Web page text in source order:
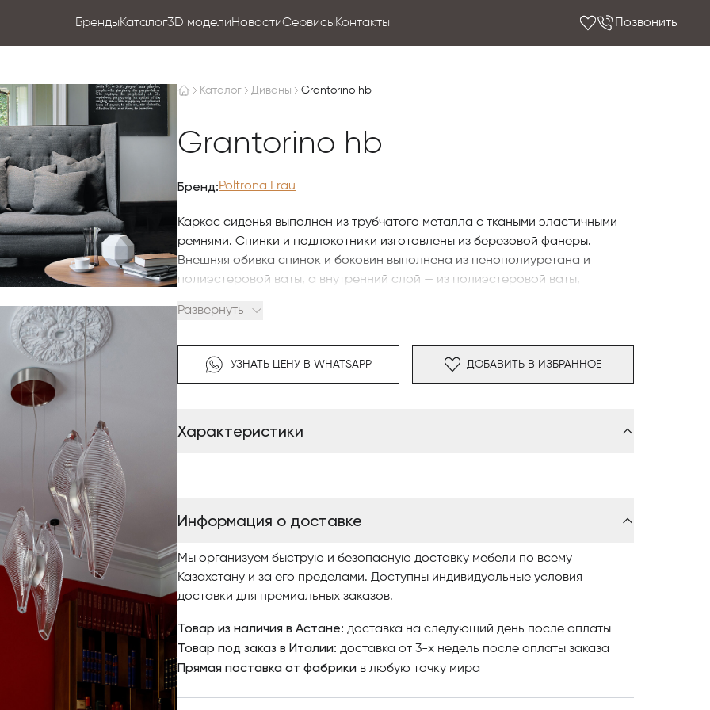
БрендыКаталог3D моделиНовостиСервисыКонтакты Позвонить
Каталог Диваны Grantorino hb
Grantorino hb
Бренд:Poltrona Frau
Каркас сиденья выполнен из трубчатого металла с ткаными эластичными
ремнями. Спинки и подлокотники изготовлены из березовой фанеры.
Внешняя обивка спинок и боковин выполнена из пенополиуретана и
полиэстеровой ваты, а внутренний слой — из полиэстеровой ваты,
выполненным вручную контрастной нитью. Подушка сиденья выполнена из
пенополиуретана. Для украшения спинки каждый диван и кресло
GranTorino HB оснащен точным количеством свободных подушек из
боковин, а также съемная ткань для основания, подушек и простежки.
Развернуть
УЗНАТЬ ЦЕНУ В WHATSAPP ДОБАВИТЬ В ИЗБРАННОЕ
Характеристики
Информация о доставке
Мы организуем быструю и безопасную доставку мебели по всему
Казахстану и за его пределами. Доступны индивидуальные условия
доставки для премиальных заказов.
Товар из наличия в Астане: доставка на следующий день после оплаты
Товар под заказ в Италии: доставка от 3-х недель после оплаты заказа
Прямая поставка от фабрики в любую точку мира